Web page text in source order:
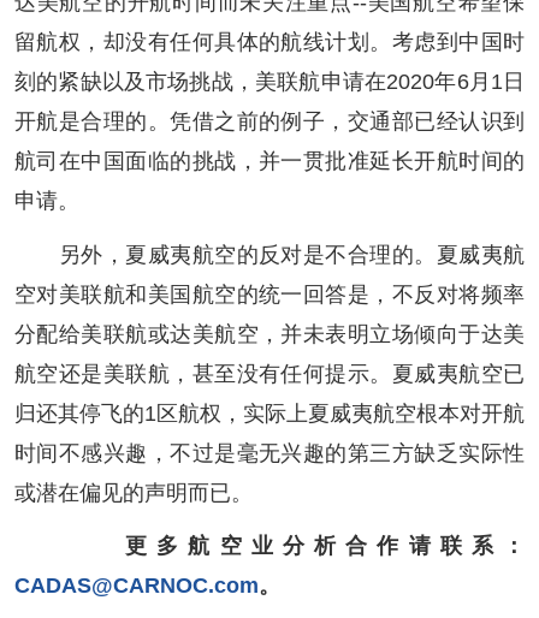
留航权，却没有任何具体的航线计划。考虑到中国时
刻的紧缺以及市场挑战，美联航申请在2020年6月1日
开航是合理的。凭借之前的例子，交通部已经认识到
航司在中国面临的挑战，并一贯批准延长开航时间的
申请。
另外，夏威夷航空的反对是不合理的。夏威夷航
空对美联航和美国航空的统一回答是，不反对将频率
分配给美联航或达美航空，并未表明立场倾向于达美
航空还是美联航，甚至没有任何提示。夏威夷航空已
归还其停飞的1区航权，实际上夏威夷航空根本对开航
时间不感兴趣，不过是毫无兴趣的第三方缺乏实际性
或潜在偏见的声明而已。
更多航空业分析合作请联系：
CADAS@CARNOC.com。